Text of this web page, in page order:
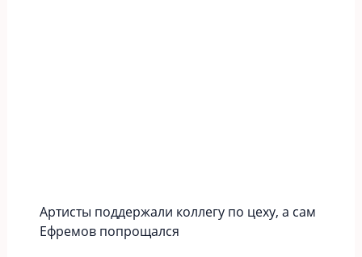
Артисты поддержали коллегу по цеху, а сам
Ефремов попрощался